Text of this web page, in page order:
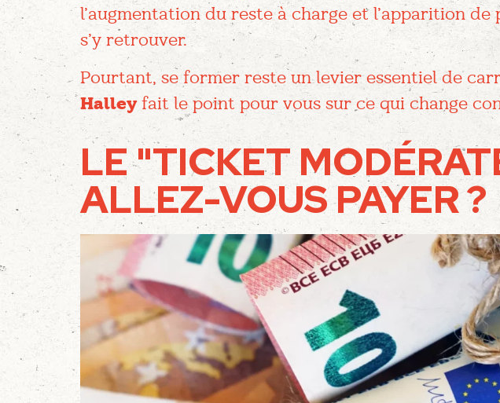
l’augmentation du reste à charge et l’apparition
s’y retrouver.
Pourtant, se former reste un levier essentiel de
Halleyfait le point pour vous sur ce qui change
LE "TICKET
ALLEZ-VOUS PAYER ?